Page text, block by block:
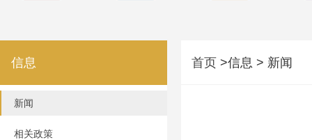
信息
新闻
相关政策
首页 >信息 > 新闻